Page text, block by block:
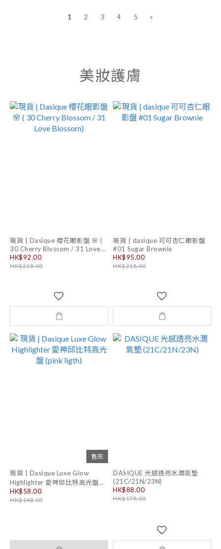
1 2 3 4 5 »
美妝護膚
現貨 | Dasique 櫻花眼影盤 🌸 (
30 Cherry Blossom / 31 Love
Blossom)
HK$92.00
HK$218.00
現貨 | dasique 可可杏仁眼影盤
#01 Sugar Brownie
HK$95.00
HK$218.00
售完
現貨 | Dasique Luxe Glow
Highlighter 愛神邱比特高光盤
(pink ligth)
HK$58.00
HK$148.00
DASIQUE 光感透亮水潤氣墊
(21C/21N/23N)
HK$88.00
HK$178.00